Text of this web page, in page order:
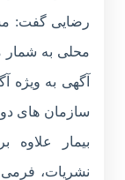
رضایی گفت:
محلی به شمار
آگهی به ویژه
سازمان های
بیمار علاوه
نشریات،